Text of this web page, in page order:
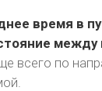
время в
между
всего по
.